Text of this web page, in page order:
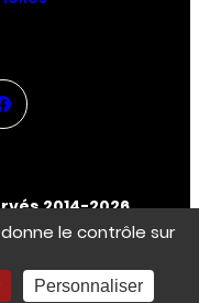
2014-2026
le contrôle sur
Personnaliser